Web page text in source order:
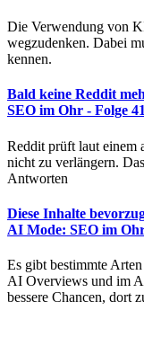
Die Verwendung von
wegzudenken. Dabei
kennen.
Bald keine Reddit
SEO im Ohr - Folge
Reddit prüft laut einem
nicht zu verlängern.
Antworten
Diese Inhalte
AI Mode: SEO im
Es gibt bestimmte
AI Overviews und im
bessere Chancen, dort